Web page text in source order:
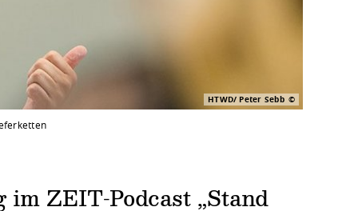
HTWD/ Peter Sebb
ZEIT-Podcast „Stand